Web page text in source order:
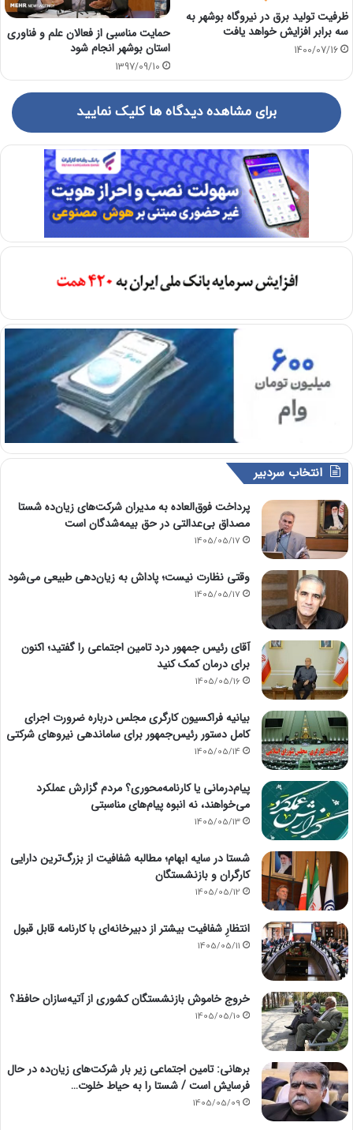
ظرفیت تولید برق در نیروگاه بوشهر به
سه برابر افزایش خواهد یافت
1400/07/16
حمایت مناسبی از فعالان علم و فناوری
استان بوشهر انجام شود
1397/09/10
برای مشاهده دیدگاه ها کلیک نمایید
انتخاب سردبیر
پرداخت فوق‌العاده به مدیران شرکت‌های زیان‌ده شستا
مصداق بی‌عدالتی در حق بیمه‌شدگان است
1405/05/17
وقتی نظارت نیست؛ پاداش به زیان‌دهی طبیعی می‌شود
1405/05/17
آقای رئیس جمهور درد تامین اجتماعی را گفتید؛ اکنون
برای درمان کمک کنید
1405/05/16
بیانیه فراکسیون کارگری مجلس درباره ضرورت اجرای
کامل دستور رئیس‌جمهور برای ساماندهی نیروهای شرکتی
1405/05/14
پیام‌درمانی یا کارنامه‌محوری؟ مردم گزارش عملکرد
می‌خواهند، نه انبوه پیام‌های مناسبتی
1405/05/13
شستا در سایه ابهام؛ مطالبه شفافیت از بزرگ‌ترین دارایی
کارگران و بازنشستگان
1405/05/12
انتظارِ شفافیت بیشتر از دبیرخانه‌ای با کارنامه قابل قبول
1405/05/11
خروج خاموش بازنشستگان کشوری از آتیه‌سازان حافظ؟
1405/05/10
برهانی: تامین اجتماعی زیر بار شرکت‌های زیان‌ده در حال
فرسایش است / شستا را به حیاط خلوت…
1405/05/09